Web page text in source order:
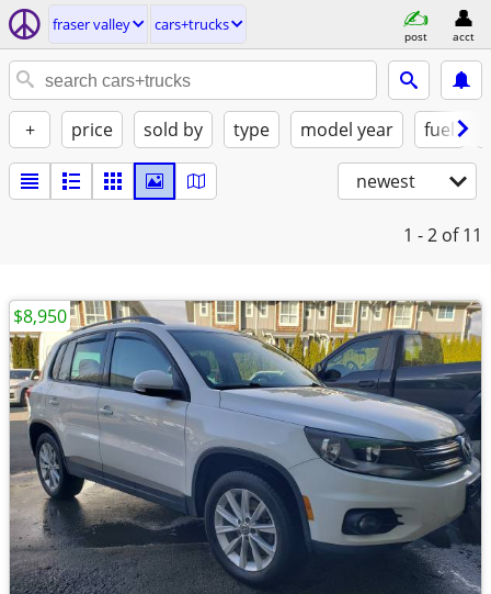
fraser valley cars+trucks
post acct
+ price sold by type model year fuel
newest
1 - 2 of 11
$8,950